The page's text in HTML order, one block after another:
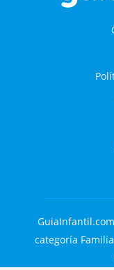
categoría